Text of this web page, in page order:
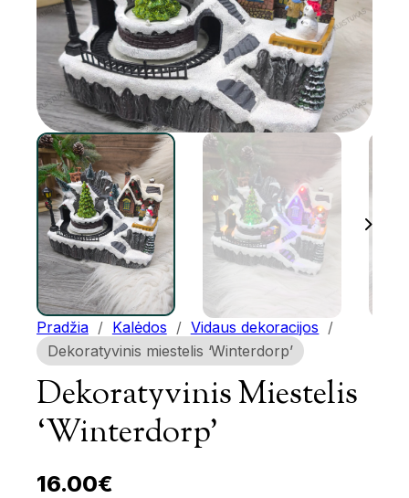
Pradžia / Kalėdos / Vidaus dekoracijos /
Dekoratyvinis miestelis ‘Winterdorp’
Dekoratyvinis Miestelis
‘Winterdorp’
16.00€